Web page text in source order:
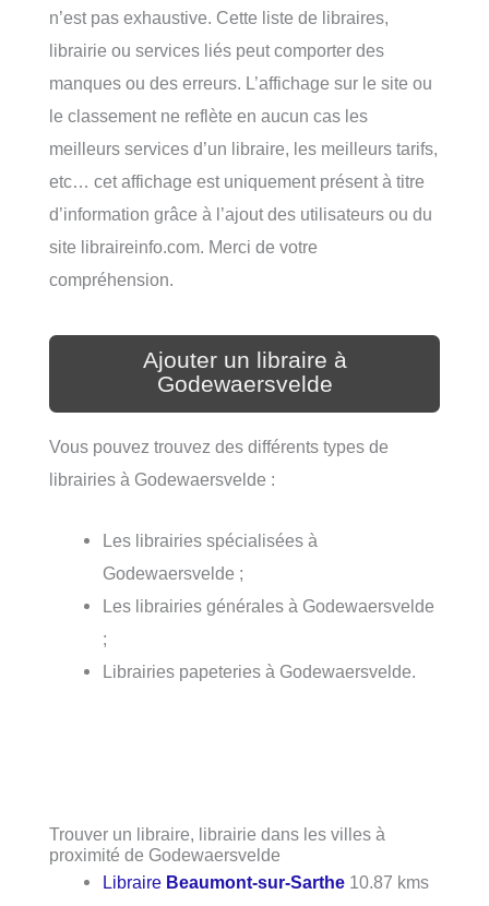
n’est pas exhaustive. Cette liste de libraires,
librairie ou services liés peut comporter des
manques ou des erreurs. L’affichage sur le site ou
le classement ne reflète en aucun cas les
meilleurs services d’un libraire, les meilleurs tarifs,
etc… cet affichage est uniquement présent à titre
d’information grâce à l’ajout des utilisateurs ou du
site libraireinfo.com. Merci de votre
compréhension.
Ajouter un libraire à
Godewaersvelde
Vous pouvez trouvez des différents types de
librairies à Godewaersvelde :
Les librairies spécialisées à
Godewaersvelde ;
Les librairies générales à Godewaersvelde
;
Librairies papeteries à Godewaersvelde.
Trouver un libraire, librairie dans les villes à
proximité de Godewaersvelde
Libraire Beaumont-sur-Sarthe 10.87 kms